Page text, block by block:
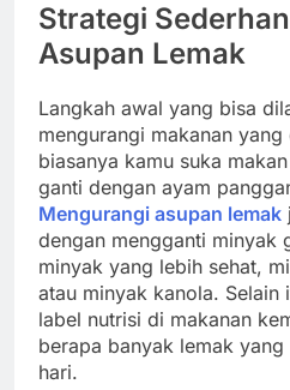
Strategi
Asupan Lemak
Langkah awal yang bisa
mengurangi makanan
biasanya kamu suka
ganti dengan ayam
Mengurangi asupan lemak
dengan mengganti minyak
minyak yang lebih sehat,
atau minyak kanola. Selain
label nutrisi di makanan
berapa banyak lemak
hari.